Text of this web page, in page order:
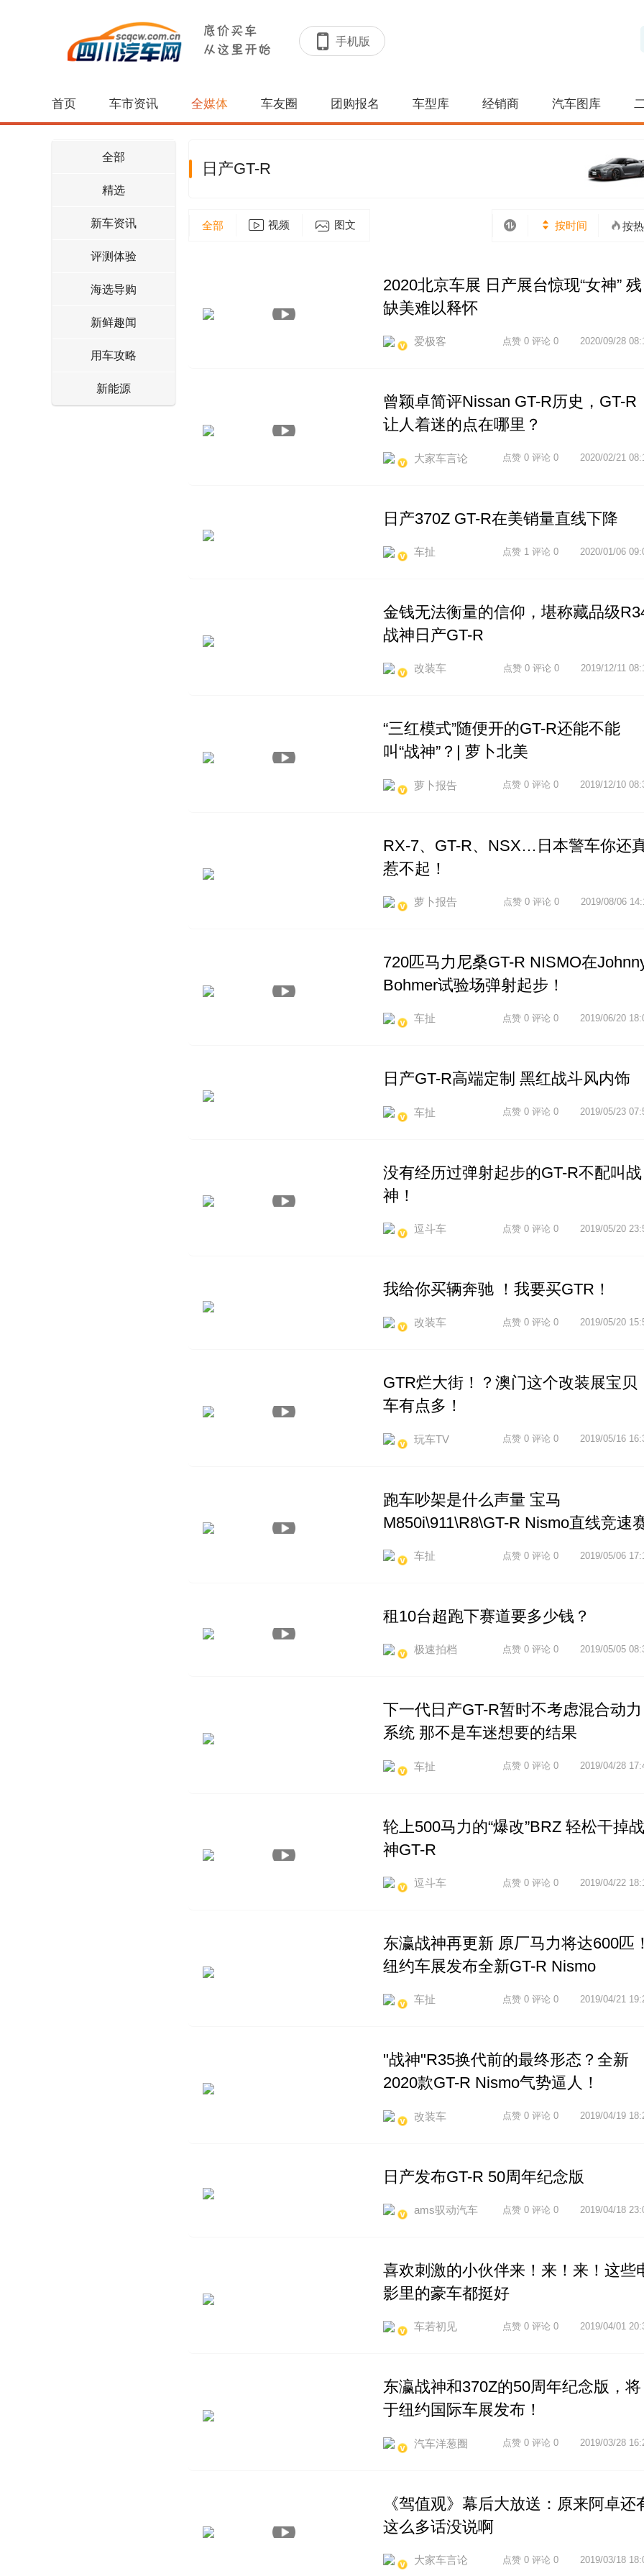
手机版
首页 车市资讯 全媒体 车友圈 团购报名 车型库 经销商 汽车图库
全部
精选
新车资讯
评测体验
海选导购
新鲜趣闻
用车攻略
新能源
日产GT-R
全部 视频 图文 按时间 按
2020北京车展 日产展台惊现“女神” 残
缺美难以释怀
爱极客 2020/09/28
点赞 0 评论 0
曾颖卓简评Nissan GT-R历史，GT-R
让人着迷的点在哪里？
大家车言论 2020/02/21
点赞 0 评论 0
日产370Z GT-R在美销量直线下降
车扯 2020/01/06
点赞 1 评论 0
金钱无法衡量的信仰，堪称藏品级
战神日产GT-R
改装车 2019/12/11
点赞 0 评论 0
“三红模式”随便开的GT-R还能不能
叫“战神”？| 萝卜北美
萝卜报告 2019/12/10
点赞 0 评论 0
RX-7、GT-R、NSX…日本警车你还
惹不起！
萝卜报告 2019/08/06
点赞 0 评论 0
720匹马力尼桑GT-R NISMO在
Bohmer试验场弹射起步！
车扯 2019/06/20
点赞 0 评论 0
日产GT-R高端定制 黑红战斗风内饰
车扯 2019/05/23
点赞 0 评论 0
没有经历过弹射起步的GT-R不配叫战
神！
逗斗车 2019/05/20
点赞 0 评论 0
我给你买辆奔驰 ！我要买GTR！
改装车 2019/05/20
点赞 0 评论 0
GTR烂大街！？澳门这个改装展宝贝
车有点多！
玩车TV 2019/05/16
点赞 0 评论 0
跑车吵架是什么声量 宝马
M850i\911\R8\GT-R Nismo直线竞速
车扯 2019/05/06
点赞 0 评论 0
租10台超跑下赛道要多少钱？
极速拍档 2019/05/05
点赞 0 评论 0
下一代日产GT-R暂时不考虑混合动力
系统 那不是车迷想要的结果
车扯 2019/04/28
点赞 0 评论 0
轮上500马力的“爆改”BRZ 轻松干掉战
神GT-R
逗斗车 2019/04/22
点赞 0 评论 0
东瀛战神再更新 原厂马力将达600匹！
纽约车展发布全新GT-R Nismo
车扯 2019/04/21
点赞 0 评论 0
"战神"R35换代前的最终形态？全新
2020款GT-R Nismo气势逼人！
改装车 2019/04/19
点赞 0 评论 0
日产发布GT-R 50周年纪念版
ams驭动汽车 2019/04/18
点赞 0 评论 0
喜欢刺激的小伙伴来！来！来！这些
影里的豪车都挺好
车若初见 2019/04/01
点赞 0 评论 0
东瀛战神和370Z的50周年纪念版，将
于纽约国际车展发布！
汽车洋葱圈 2019/03/28
点赞 0 评论 0
《驾值观》幕后大放送：原来阿卓还
这么多话没说啊
大家车言论 2019/03/18
点赞 0 评论 0